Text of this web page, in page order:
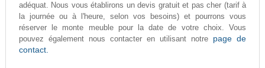
adéquat. Nous vous établirons un devis gratuit et pas cher (tarif à
la journée ou à l'heure, selon vos besoins) et pourrons vous
réserver le monte meuble pour la date de votre choix. Vous
pouvez également nous contacter en utilisant notre page de
contact.